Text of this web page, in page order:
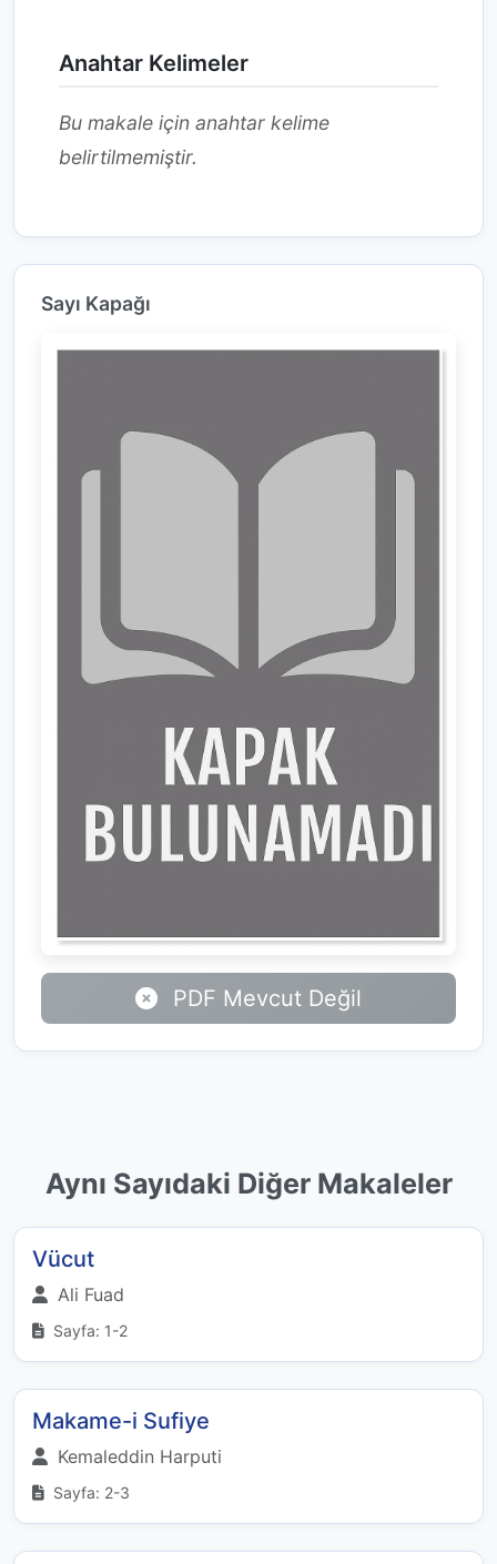
Anahtar Kelimeler
Bu makale için anahtar kelime
belirtilmemiştir.
Sayı Kapağı
PDF Mevcut Değil
Aynı Sayıdaki Diğer Makaleler
Vücut
Ali Fuad
Sayfa: 1-2
Makame-i Sufiye
Kemaleddin Harputi
Sayfa: 2-3